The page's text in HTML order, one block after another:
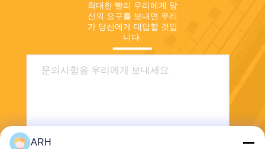
최대한 빨리 우리에게 당
신의 요구를 보내면 우리
가 당신에게 대답할 것입
니다.
ARH